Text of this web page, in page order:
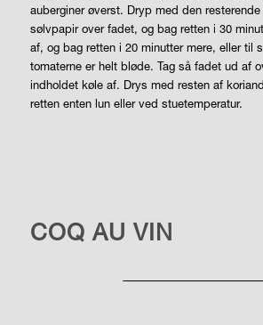
auberginer øverst. Dryp med den
sølvpapir over fadet, og bag retten i 30
af, og bag retten i 20 minutter mere, eller til
tomaterne er helt bløde. Tag så fadet ud af
indholdet køle af. Drys med resten af
retten enten lun eller ved stuetemperatur.
COQ AU VIN